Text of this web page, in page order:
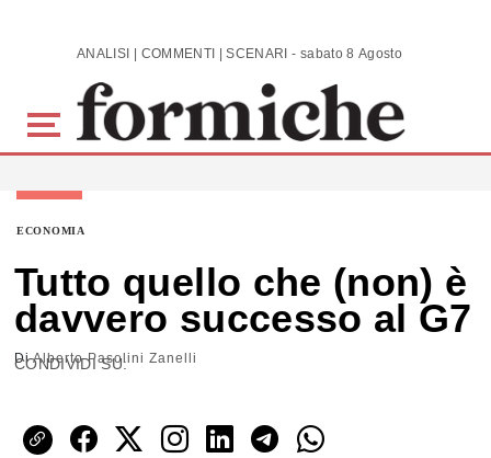
Skip to main content ANALISI | COMMENTI | SCENARI - sabato 8 Agosto 2026
ECONOMIA
Tutto quello che (non) è
davvero successo al G7
DiAlberto Pasolini Zanelli
CONDIVIDI SU: